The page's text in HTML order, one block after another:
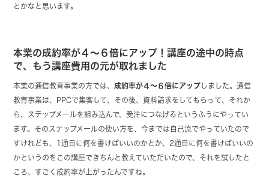
とかなと思います。
本業の成約率が４〜６倍にアップ！講座の途中の時点
で、もう講座費用の元が取れました
本業の通信教育事業の方では、 成約率が４〜６倍にアップ しました。通信
教育事業は、PPCで集客して、その後、資料請求をしてもらって、それか
ら、ステップメールを組み込んで、受注につなげるというふうにやってい
ます。そのステップメールの使い方を、今までは自己流でやっていたので
すけれども、1通目に何を書けばいいのかとか、2通目に何を書けばいいの
かというのをこの講座できちんと教えていただいたので、それを試したと
ころ、すごく成約率が上がったんですね。